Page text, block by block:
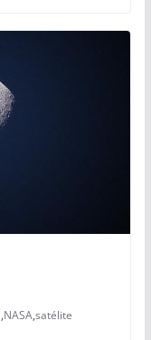
,NASA,satélite